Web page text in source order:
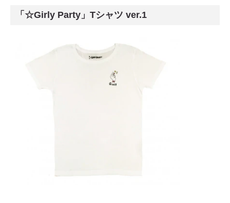
「☆Girly Party」Tシャツ ver.1